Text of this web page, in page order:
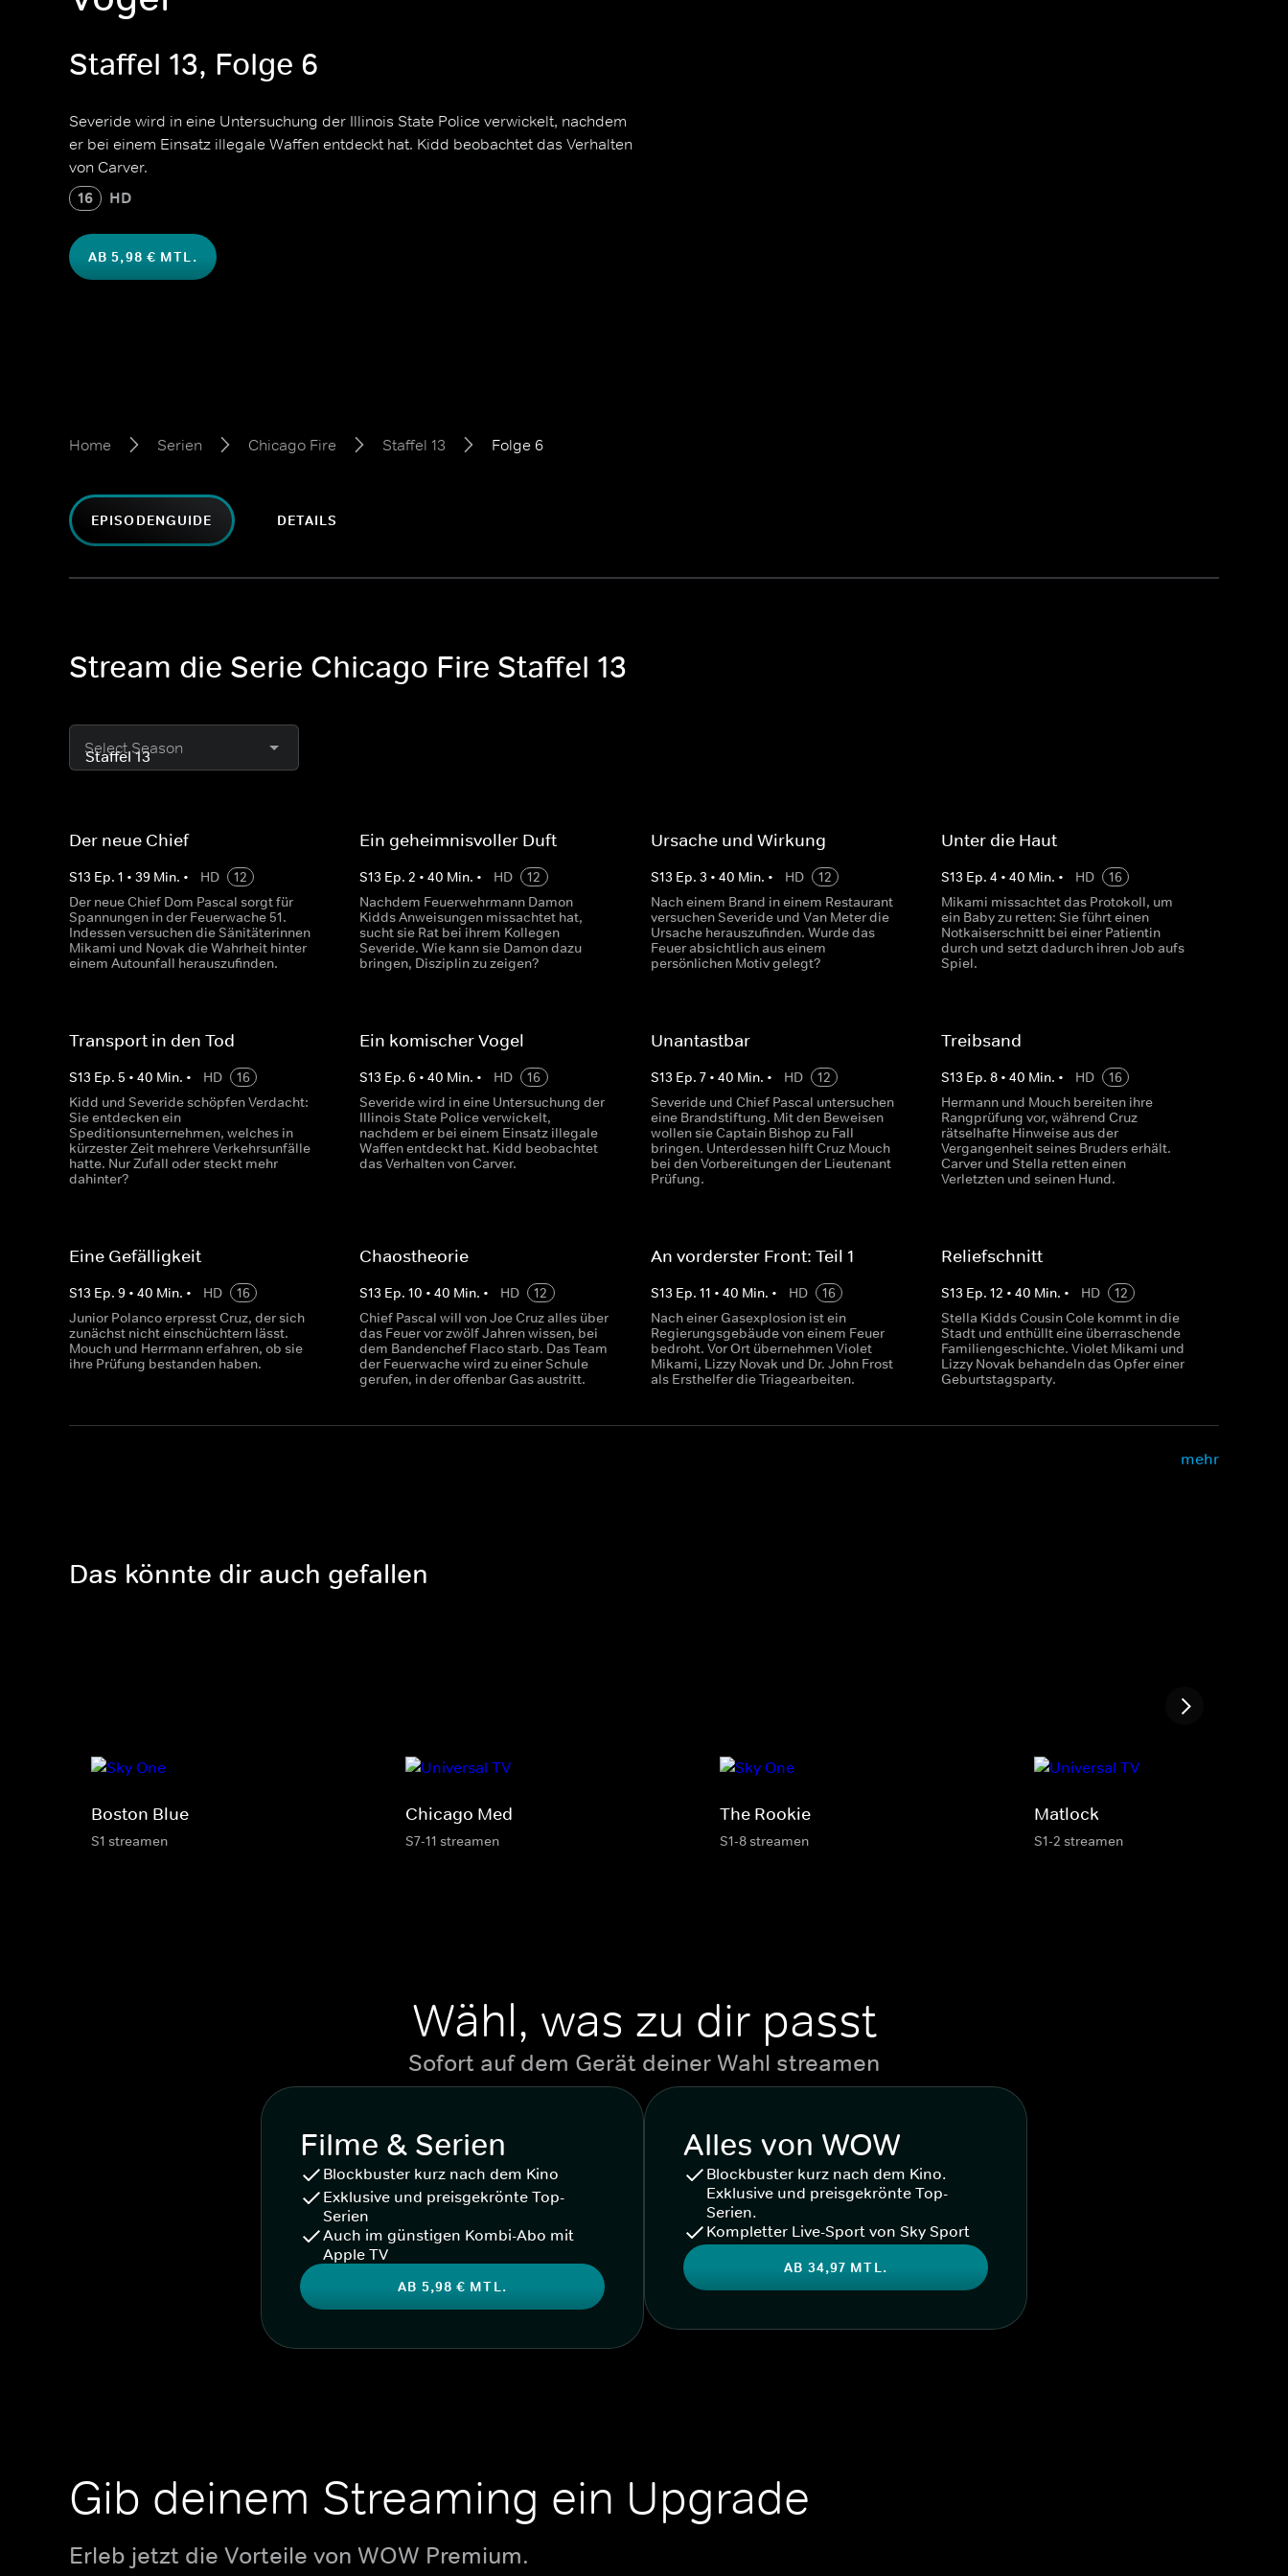
Staffel 13, Folge 6
Severide wird in eine Untersuchung der Illinois State Police verwickelt, nachdem
er bei einem Einsatz illegale Waffen entdeckt hat. Kidd beobachtet das Verhalten
von Carver.
16 HD
AB 5,98 € MTL.
Home Serien Chicago Fire Staffel 13 Folge 6
EPISODENGUIDE DETAILS
Stream die Serie Chicago Fire Staffel 13
Select Season
Der neue Chief
S13 Ep. 1 • 39 Min. • HD
12
Der neue Chief Dom Pascal sorgt für
Spannungen in der Feuerwache 51.
Indessen versuchen die Sänitäterinnen
Mikami und Novak die Wahrheit hinter
einem Autounfall herauszufinden.
Ein geheimnisvoller Duft
S13 Ep.2 •40 Min. • HD
12
Nachdem Feuerwehrmann Damon
Kidds Anweisungen missachtet hat,
sucht sie Rat bei ihrem Kollegen
Severide. Wie kann sie Damon dazu
bringen, Disziplin zu zeigen?
Ursache und Wirkung
S13 Ep. 3 • 40 Min. • HD
12
Nach einem Brand in einem Restaurant
versuchen Severide und Van Meter die
Ursache herauszufinden. Wurde das
Feuer absichtlich aus einem
persönlichen Motiv gelegt?
Unter die Haut
S13 Ep. 4 • 40 Min. • HD
16
Mikami missachtet das Protokoll, um
ein Baby zu retten: Sie führt einen
Notkaiserschnitt bei einer Patientin
durch und setzt dadurch ihren Job aufs
Spiel.
Transport in den Tod
S13 Ep. 5 • 40 Min. • HD
16
Kidd und Severide schöpfen Verdacht:
Sie entdecken ein
Speditionsunternehmen, welches in
kürzester Zeit mehrere Verkehrsunfälle
hatte. Nur Zufall oder steckt mehr
dahinter?
Ein komischer Vogel
S13 Ep.6 •40 Min. • HD
16
Severide wird in eine Untersuchung der
Illinois State Police verwickelt,
nachdem er bei einem Einsatz illegale
Waffen entdeckt hat. Kidd beobachtet
das Verhalten von Carver.
Unantastbar
S13 Ep. 7• 40 Min. • HD
12
Severide und Chief Pascal untersuchen
eine Brandstiftung. Mit den Beweisen
wollen sie Captain Bishop zu Fall
bringen. Unterdessen hilft Cruz Mouch
bei den Vorbereitungen der Lieutenant
Prüfung.
Treibsand
S13 Ep. 8• 40 Min. • HD
16
Hermann und Mouch bereiten ihre
Rangprüfung vor, während Cruz
rätselhafte Hinweise aus der
Vergangenheit seines Bruders erhält.
Carver und Stella retten einen
Verletzten und seinen Hund.
Eine Gefälligkeit
S13 Ep. 9 • 40 Min. • HD
16
Junior Polanco erpresst Cruz, der sich
zunächst nicht einschüchtern lässt.
Mouch und Herrmann erfahren, ob sie
ihre Prüfung bestanden haben.
Chaostheorie
S13 Ep.10 •40 Min. • HD
12
Chief Pascal will von Joe Cruz alles über
das Feuer vor zwölf Jahren wissen, bei
dem Bandenchef Flaco starb. Das Team
der Feuerwache wird zu einer Schule
gerufen, in der offenbar Gas austritt.
An vorderster Front: Teil 1
S13 Ep. 11 • 40 Min. • HD
16
Nach einer Gasexplosion ist ein
Regierungsgebäude von einem Feuer
bedroht. Vor Ort übernehmen Violet
Mikami, Lizzy Novak und Dr. John Frost
als Ersthelfer die Triagearbeiten.
Reliefschnitt
S13 Ep. 12 • 40 Min. • HD
12
Stella Kidds Cousin Cole kommt in die
Stadt und enthüllt eine überraschende
Familiengeschichte. Violet Mikami und
Lizzy Novak behandeln das Opfer einer
Geburtstagsparty.
mehr
Das könnte dir auch gefallen
Boston Blue
S1 streamen
Chicago Med
S7-11 streamen
The Rookie
S1-8 streamen
Matlock
S1-2 streamen
Wähl, was zu dir passt
Sofort auf dem Gerät deiner Wahl streamen
Filme & Serien
Blockbuster kurz nach dem Kino
Exklusive und preisgekrönte Top-
Serien
Auch im günstigen Kombi-Abo mit
Apple TV
AB 5,98 € MTL.
Alles von WOW
Blockbuster kurz nach dem Kino.
Exklusive und preisgekrönte Top-
Serien.
Kompletter Live-Sport von Sky Sport
AB 34,97 MTL.
Gib deinem Streaming ein Upgrade
Erleb jetzt die Vorteile von WOW Premium.